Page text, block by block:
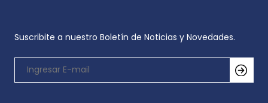
Suscribite a nuestro Boletín de Noticias y Novedades.